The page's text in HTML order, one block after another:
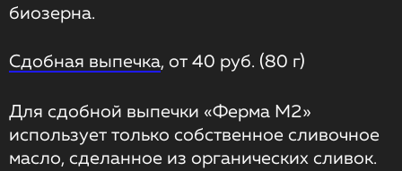
биозерна.
Сдобная выпечка, от 40 руб. (80 г)
Для сдобной выпечки «Ферма М2»
использует только собственное сливочное
масло, сделанное из органических сливок.